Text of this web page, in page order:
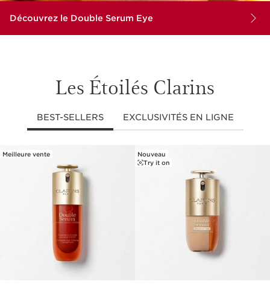
Découvrez le Double Serum Eye
Les Étoilés Clarins
BEST-SELLERS EXCLUSIVITÉS EN LIGNE
Meilleure vente
Nouveau
Try it on